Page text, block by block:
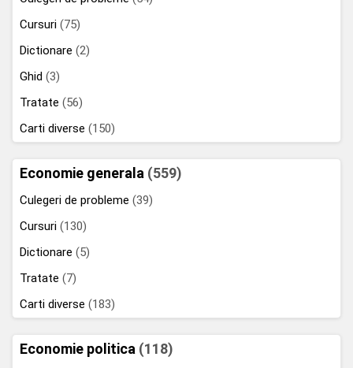
Cursuri (75)
Dictionare (2)
Ghid (3)
Tratate (56)
Carti diverse (150)
Economie generala (559)
Culegeri de probleme (39)
Cursuri (130)
Dictionare (5)
Tratate (7)
Carti diverse (183)
Economie politica (118)